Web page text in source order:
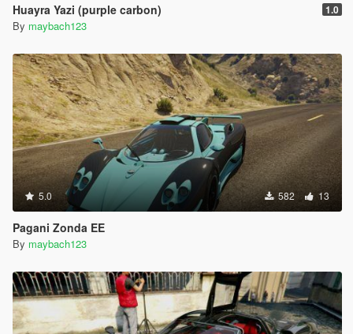
Huayra Yazi (purple carbon) 1.0
By maybach123
5.0 582 13
Pagani Zonda EE
By maybach123